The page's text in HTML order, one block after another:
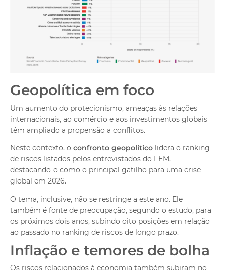
Geopolítica em foco
Um aumento do protecionismo, ameaças às relações
internacionais, ao comércio e aos investimentos globais
têm ampliado a propensão a conflitos.
Neste contexto, o confronto geopolítico lidera o ranking
de riscos listados pelos entrevistados do FEM,
destacando-o como o principal gatilho para uma crise
global em 2026.
O tema, inclusive, não se restringe a este ano. Ele
também é fonte de preocupação, segundo o estudo, para
os próximos dois anos, subindo oito posições em relação
ao passado no ranking de riscos de longo prazo.
Inflação e temores de bolha
Os riscos relacionados à economia também subiram no